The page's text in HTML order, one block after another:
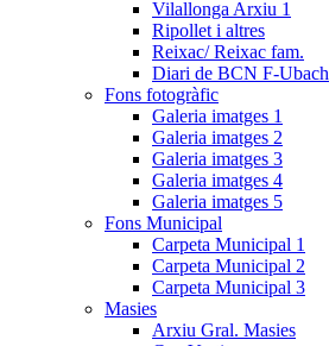
Vilallonga Arxiu 1
Ripollet i altres
Reixac/ Reixac fam.
Diari de BCN F-Ubach
Fons fotogràfic
Galeria imatges 1
Galeria imatges 2
Galeria imatges 3
Galeria imatges 4
Galeria imatges 5
Fons Municipal
Carpeta Municipal 1
Carpeta Municipal 2
Carpeta Municipal 3
Masies
Arxiu Gral. Masies